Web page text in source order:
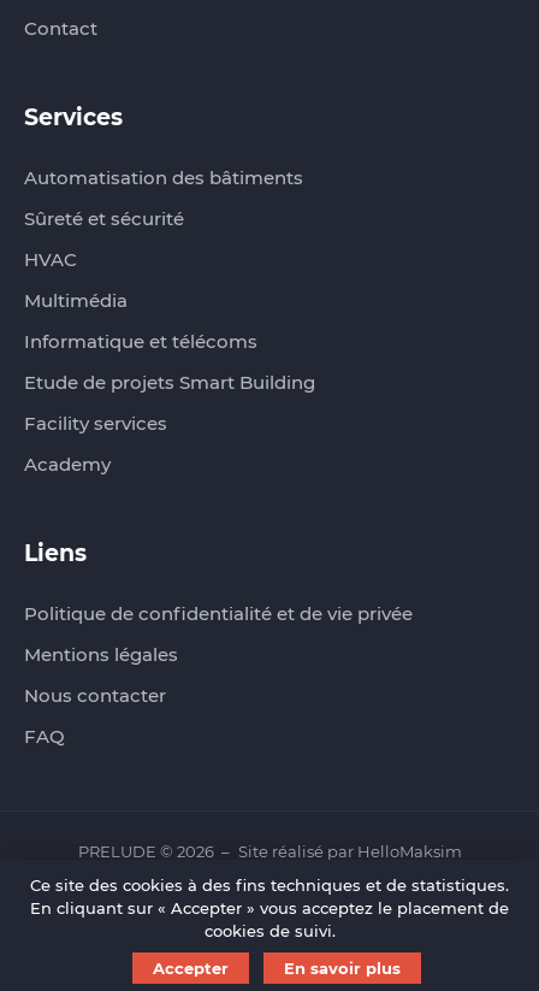
Contact
Services
Automatisation des bâtiments
Sûreté et sécurité
HVAC
Multimédia
Informatique et télécoms
Etude de projets Smart Building
Facility services
Academy
Liens
Politique de confidentialité et de vie privée
Mentions légales
Nous contacter
FAQ
PRELUDE © 2026 Site réalisé par HelloMaksim
Ce site des cookies à des fins techniques et de statistiques.
En cliquant sur « Accepter » vous acceptez le placement de
cookies de suivi.
Accepter
En savoir plus